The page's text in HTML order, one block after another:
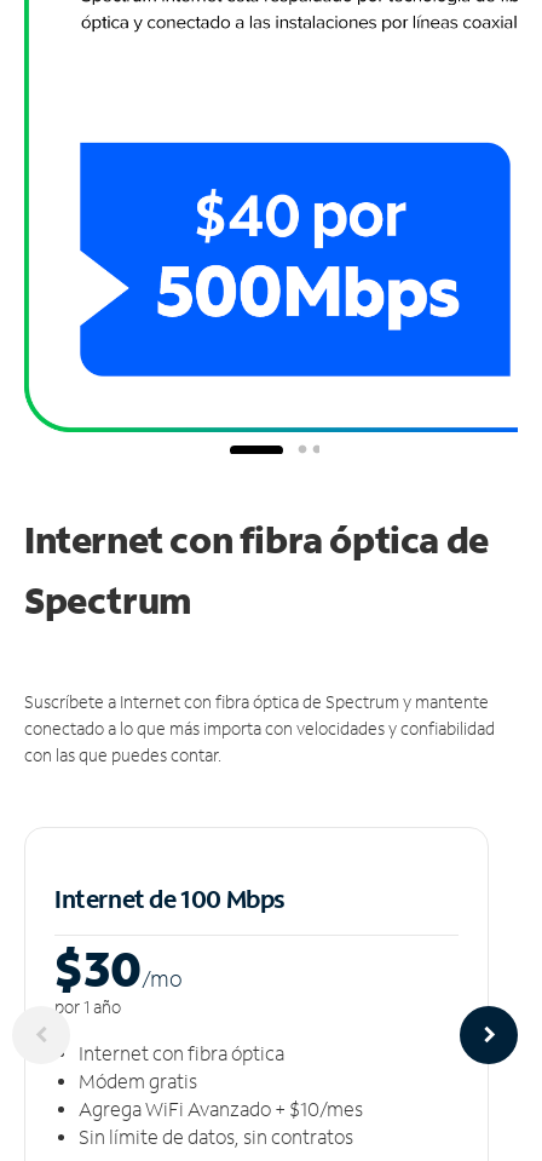
Internet con fibra óptica de
Spectrum
Suscríbete a Internet con fibra óptica de Spectrum y mantente
conectado a lo que más importa con velocidades y confiabilidad
con las que puedes contar.
Internet de 100 Mbps
$30/mo
por 1 año
Internet con fibra óptica
Módem gratis
Agrega WiFi Avanzado + $10/mes
Sin límite de datos, sin contratos